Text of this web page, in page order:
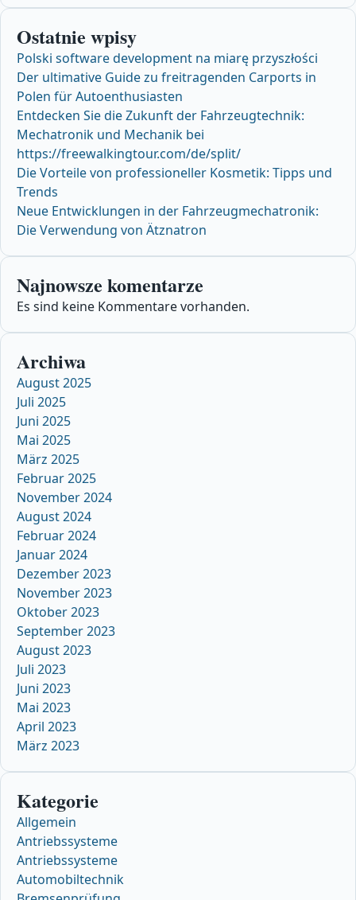
Ostatnie wpisy
Polski software development na miarę przyszłości
Der ultimative Guide zu freitragenden Carports in
Polen für Autoenthusiasten
Entdecken Sie die Zukunft der Fahrzeugtechnik:
Mechatronik und Mechanik bei
https://freewalkingtour.com/de/split/
Die Vorteile von professioneller Kosmetik: Tipps und
Trends
Neue Entwicklungen in der Fahrzeugmechatronik:
Die Verwendung von Ätznatron
Najnowsze komentarze
Es sind keine Kommentare vorhanden.
Archiwa
August 2025
Juli 2025
Juni 2025
Mai 2025
März 2025
Februar 2025
November 2024
August 2024
Februar 2024
Januar 2024
Dezember 2023
November 2023
Oktober 2023
September 2023
August 2023
Juli 2023
Juni 2023
Mai 2023
April 2023
März 2023
Kategorie
Allgemein
Antriebssysteme
Antriebssysteme
Automobiltechnik